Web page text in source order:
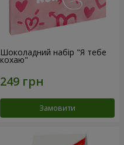
Шоколадний набір "Я тебе
кохаю"
Замовити